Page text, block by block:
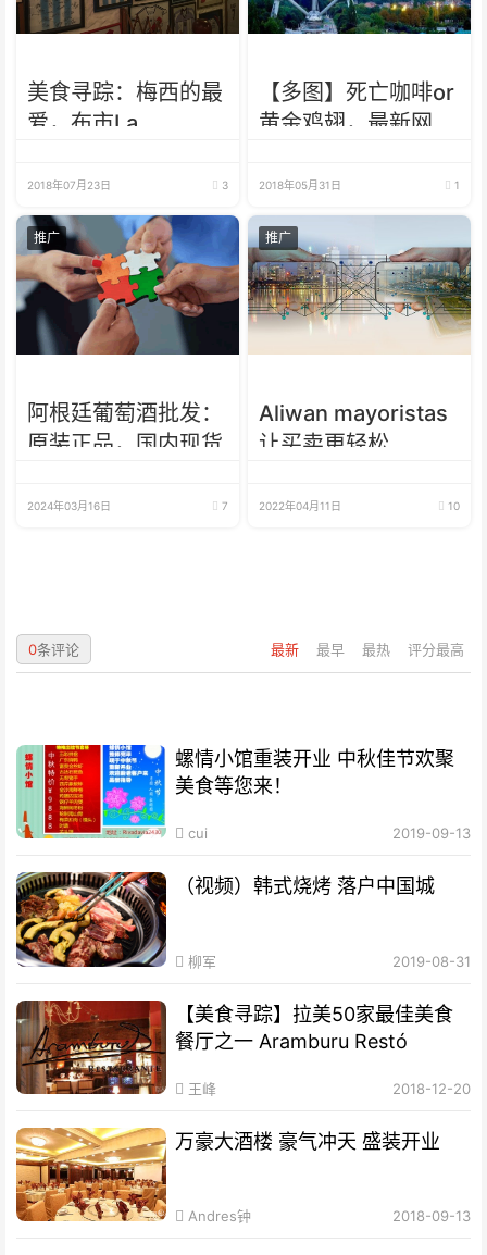
美食寻踪：梅西的最
爱，布市La
肉餐厅
2018年07月23日 3
【多图】死亡咖啡or
黄金鸡翅，最新网红
2018年05月31日 1
推广
阿根廷葡萄酒批发：
原装正品，国内现货
2024年03月16日 7
推广
Aliwan mayoristas
让买卖更轻松
2022年04月11日 10
最新 最早 最热 评分最高
0条评论
螺情小馆重装开业 中秋佳节欢聚
美食等您来！
cui 2019-09-13
（视频）韩式烧烤 落户中国城
柳军 2019-08-31
【美食寻踪】拉美50家最佳美食
餐厅之一 Aramburu Restó
王峰 2018-12-20
万豪大酒楼 豪气冲天 盛装开业
Andres钟 2018-09-13